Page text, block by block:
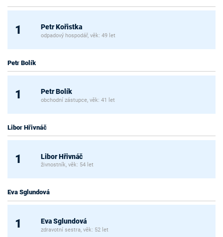
1 Petr Kořistka
odpadový hospodář, věk: 49 let
Petr Bolík
1 Petr Bolík
obchodní zástupce, věk: 41 let
Libor Hřivnáč
1 Libor Hřivnáč
živnostník, věk: 54 let
Eva Sglundová
1 Eva Sglundová
zdravotní sestra, věk: 52 let